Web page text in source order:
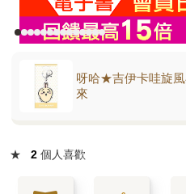
呀哈★吉伊卡哇旋
來
★ 2 個人喜歡